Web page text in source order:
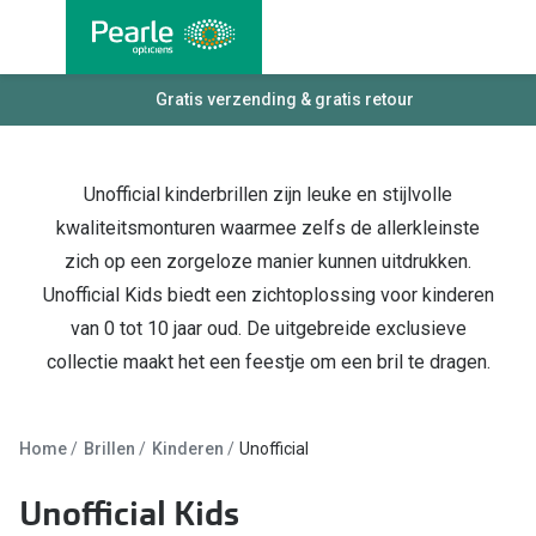
Herenbrillen
Kinderbrillen
Soorten brillen
Blauw-violet licht bril
Lenzen
Gratis verzending & gratis retour
Unofficial kinderbrillen zijn leuke en stijlvolle
kwaliteitsmonturen waarmee zelfs de allerkleinste
zich op een zorgeloze manier kunnen uitdrukken.
Unofficial Kids biedt een zichtoplossing voor kinderen
van 0 tot 10 jaar oud. De uitgebreide exclusieve
collectie maakt het een feestje om een bril te dragen.
Home Brillen Kinderen Unofficial
Unofficial Kids